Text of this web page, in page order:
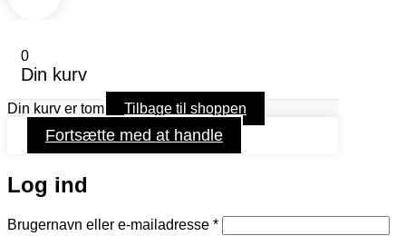
0
Din kurv
Din kurv er tom Tilbage til shoppen
Fortsætte med at handle
Log ind
Brugernavn eller e-mailadresse *Påkrævet